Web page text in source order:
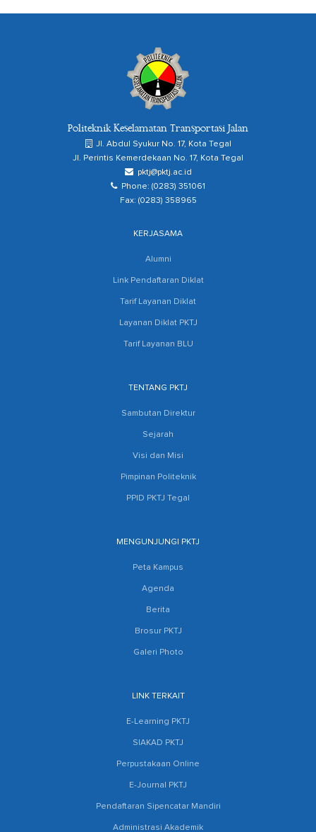
Politeknik Keselamatan Transportasi Jalan
Jl. Abdul Syukur No. 17, Kota Tegal
Jl. Perintis Kemerdekaan No. 17, Kota Tegal
pktj@pktj.ac.id
Phone: (0283) 351061
Fax: (0283) 358965
KERJASAMA
Alumni
Link Pendaftaran Diklat
Tarif Layanan Diklat
Layanan Diklat PKTJ
Tarif Layanan BLU
TENTANG PKTJ
Sambutan Direktur
Sejarah
Visi dan Misi
Pimpinan Politeknik
PPID PKTJ Tegal
MENGUNJUNGI PKTJ
Peta Kampus
Agenda
Berita
Brosur PKTJ
Galeri Photo
LINK TERKAIT
E-Learning PKTJ
SIAKAD PKTJ
Perpustakaan Online
E-Journal PKTJ
Pendaftaran Sipencatar Mandiri
Administrasi Akademik